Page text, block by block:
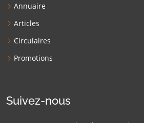
Annuaire
Articles
Circulaires
Promotions
Suivez-nous